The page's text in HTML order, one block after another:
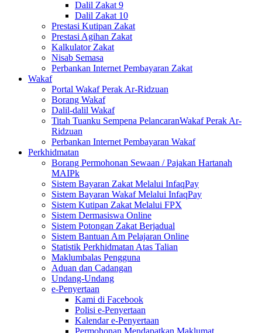
Dalil Zakat 9
Dalil Zakat 10
Prestasi Kutipan Zakat
Prestasi Agihan Zakat
Kalkulator Zakat
Nisab Semasa
Perbankan Internet Pembayaran Zakat
Wakaf
Portal Wakaf Perak Ar-Ridzuan
Borang Wakaf
Dalil-dalil Wakaf
Titah Tuanku Sempena PelancaranWakaf Perak Ar-
Ridzuan
Perbankan Internet Pembayaran Wakaf
Perkhidmatan
Borang Permohonan Sewaan / Pajakan Hartanah
MAIPk
Sistem Bayaran Zakat Melalui InfaqPay
Sistem Bayaran Wakaf Melalui InfaqPay
Sistem Kutipan Zakat Melalui FPX
Sistem Dermasiswa Online
Sistem Potongan Zakat Berjadual
Sistem Bantuan Am Pelajaran Online
Statistik Perkhidmatan Atas Talian
Maklumbalas Pengguna
Aduan dan Cadangan
Undang-Undang
e-Penyertaan
Kami di Facebook
Polisi e-Penyertaan
Kalendar e-Penyertaan
Permohonan Mendapatkan Maklumat